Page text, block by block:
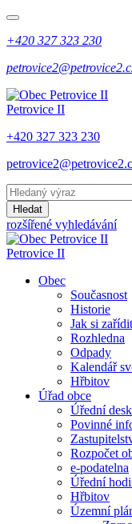
+420 327 323 230
Petrovice II
+420 327 323 230
Hledat
rozšířené vyhledávání
Petrovice II
Obec
Současnost
Historie
Jak si zařídit
Rozhledna
Odpady
Kalendář
Hřbitov
Úřad obce
Úřední
Povinné
Rozpočet
e-podatelna
Úřední
Hřbitov
Územní